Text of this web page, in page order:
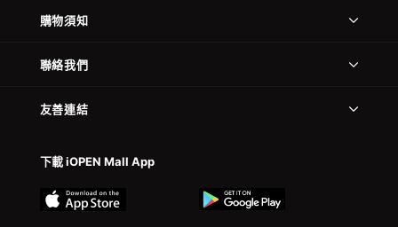
購物須知
聯絡我們
友善連結
下載 iOPEN Mall App